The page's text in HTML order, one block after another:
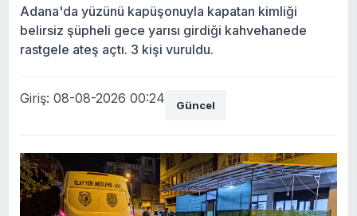
Adana'da yüzünü kapüşonuyla kapatan kimliği
belirsiz şüpheli gece yarısı girdiği kahvehanede
rastgele ateş açtı. 3 kişi vuruldu.
Giriş: 08-08-2026 00:24 Güncel